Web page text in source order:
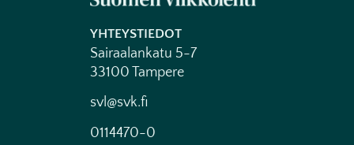
YHTEYSTIEDOT
Sairaalankatu 5-7
33100 Tampere
svl@svk.fi
0114470-0